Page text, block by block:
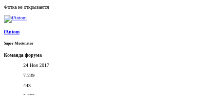
Фотка не открывается
fAntom
Super Moderator
Команда форума
24 Ноя 2017
7.239
443